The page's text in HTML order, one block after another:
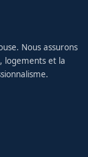
Nous assurons
logements et la